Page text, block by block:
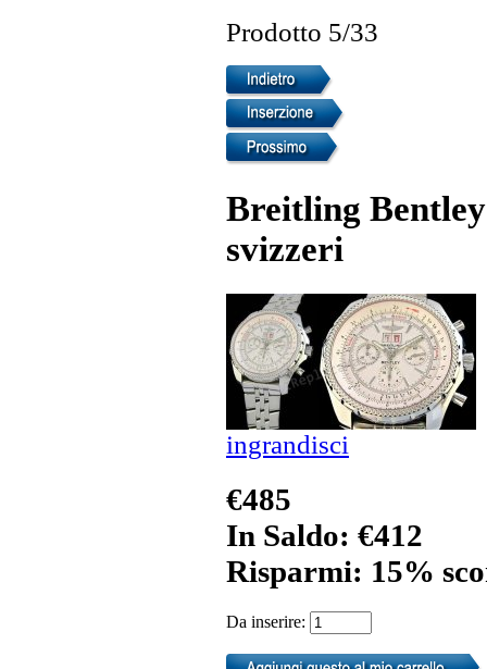
Prodotto 5/33
Breitling
svizzeri
ingrandisci
€485
In Saldo: €412
Risparmi: 15%
Da inserire: